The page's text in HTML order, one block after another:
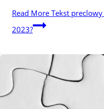
Read More Tekst
2023?